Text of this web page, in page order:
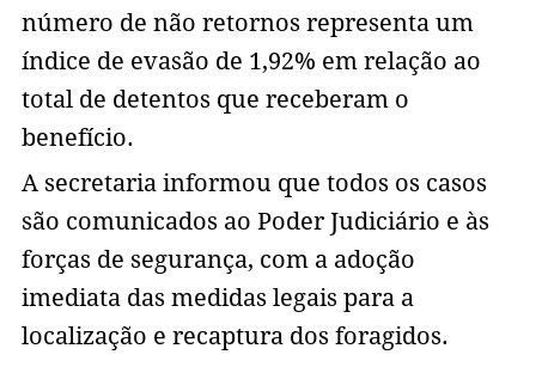
número de não retornos representa um
índice de evasão de 1,92% em relação ao
total de detentos que receberam o
benefício.
A secretaria informou que todos os casos
são comunicados ao Poder Judiciário e às
forças de segurança, com a adoção
imediata das medidas legais para a
localização e recaptura dos foragidos.